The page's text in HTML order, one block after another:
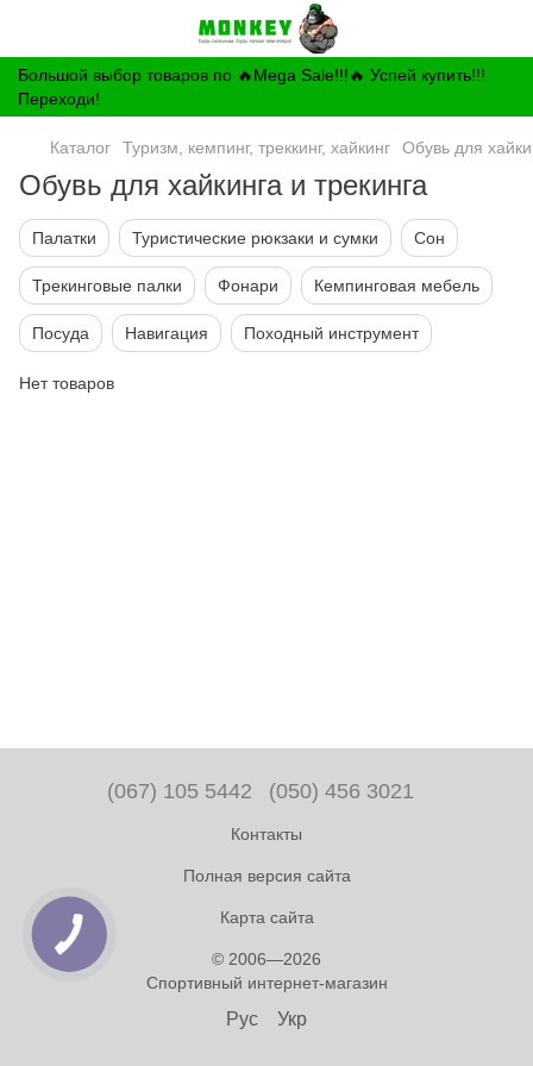
Большой выбор товаров по 🔥Mega Sale!!!🔥 Успей купить!!!
Переходи!
Каталог Туризм, кемпинг, треккинг, хайкинг Обувь для
Обувь для хайкинга и трекинга
Палатки Туристические рюкзаки и сумки Сон
Трекинговые палки Фонари Кемпинговая мебель
Посуда Навигация Походный инструмент
Нет товаров
(067) 105 5442 (050) 456 3021
Контакты
Полная версия сайта
Карта сайта
© 2006—2026
Спортивный интернет-магазин
Рус Укр